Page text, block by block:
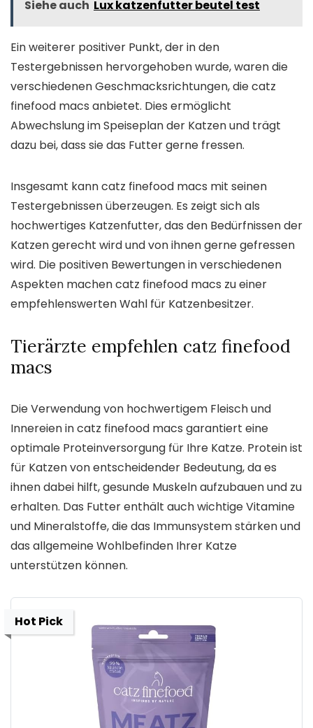
Siehe auch Lux katzenfutter beutel test
Ein weiterer positiver Punkt, der in den
Testergebnissen hervorgehoben wurde, waren die
verschiedenen Geschmacksrichtungen, die catz
finefood macs anbietet. Dies ermöglicht
Abwechslung im Speiseplan der Katzen und trägt
dazu bei, dass sie das Futter gerne fressen.
Insgesamt kann catz finefood macs mit seinen
Testergebnissen überzeugen. Es zeigt sich als
hochwertiges Katzenfutter, das den Bedürfnissen der
Katzen gerecht wird und von ihnen gerne gefressen
wird. Die positiven Bewertungen in verschiedenen
Aspekten machen catz finefood macs zu einer
empfehlenswerten Wahl für Katzenbesitzer.
Tierärzte empfehlen catz finefood
macs
Die Verwendung von hochwertigem Fleisch und
Innereien in catz finefood macs garantiert eine
optimale Proteinversorgung für Ihre Katze. Protein ist
für Katzen von entscheidender Bedeutung, da es
ihnen dabei hilft, gesunde Muskeln aufzubauen und zu
erhalten. Das Futter enthält auch wichtige Vitamine
und Mineralstoffe, die das Immunsystem stärken und
das allgemeine Wohlbefinden Ihrer Katze
unterstützen können.
Hot Pick